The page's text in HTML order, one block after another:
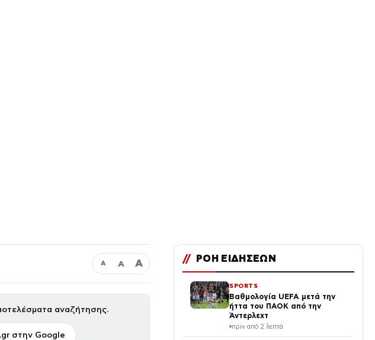
Α Α Α
αναζήτησης.
στην Google
// ΡΟΗ ΕΙΔΗΣΕΩΝ
SPORTS
Βαθμολογία UEFA μετά την
ήττα του ΠΑΟΚ από την
Άντερλεχτ
πριν από 2 λεπτά